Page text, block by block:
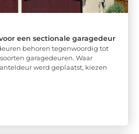
een sectionale garagedeur
behoren tegenwoordig tot
garagedeuren. Waar
werd geplaatst, kiezen